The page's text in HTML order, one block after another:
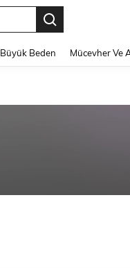
Büyük Beden Mücevher Ve